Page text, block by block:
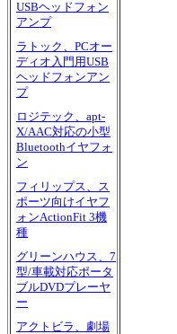
USBヘッドフォン
アンプ
ラトック、PCオー
ディオ入門用USB
ヘッドフォンアン
プ
ロジテック、apt-
X/AAC対応の小型
Bluetoothイヤフォ
ン
フィリップス、ス
ポーツ向けイヤフ
ォンActionFit 3機
種
グリーンハウス、7
型/車載対応ポータ
ブルDVDプレーヤ
ー
アクトビラ、劇場